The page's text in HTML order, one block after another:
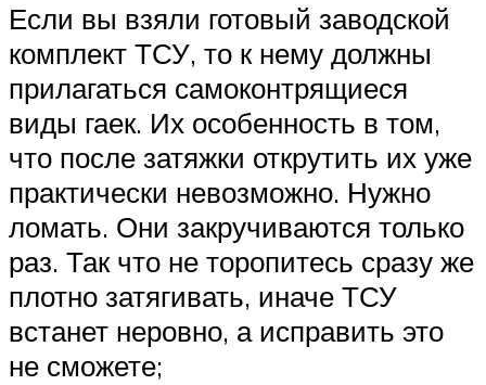
Если вы взяли готовый заводской
комплект ТСУ, то к нему должны
прилагаться самоконтрящиеся
виды гаек. Их особенность в том,
что после затяжки открутить их уже
практически невозможно. Нужно
ломать. Они закручиваются только
раз. Так что не торопитесь сразу же
плотно затягивать, иначе ТСУ
встанет неровно, а исправить это
не сможете;